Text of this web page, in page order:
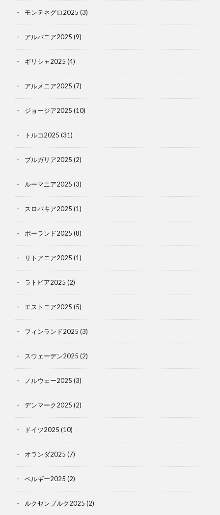
モンテネグロ2025 (3)
アルバニア2025 (9)
ギリシャ2025 (4)
アルメニア2025 (7)
ジョージア2025 (10)
トルコ2025 (31)
ブルガリア2025 (2)
ルーマニア2025 (3)
スロバキア2025 (1)
ポーランド2025 (8)
リトアニア2025 (1)
ラトビア2025 (2)
エストニア2025 (5)
フィンランド2025 (3)
スウェーデン2025 (2)
ノルウェー2025 (3)
デンマーク2025 (2)
ドイツ2025 (10)
オランダ2025 (7)
ベルギー2025 (2)
ルクセンブルク2025 (2)